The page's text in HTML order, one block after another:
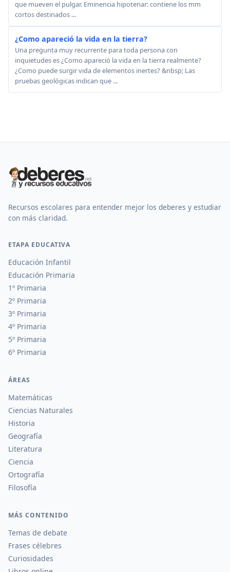
que mueven el pulgar. Eminencia hipotenar: contiene los mm
cortos destinados ...
¿Como apareció la vida en la tierra?
Una pregunta muy recurrente para toda persona con
inquietudes es ¿Como apareció la vida en la tierra realmente?
¿Como puede surgir vida de elementos inertes? &nbsp; Las
pruebas geológicas indican que ...
Recursos escolares para entender mejor los deberes y estudiar
con más claridad.
ETAPA EDUCATIVA
Educación Infantil
Educación Primaria
1º Primaria
2º Primaria
3º Primaria
4º Primaria
5º Primaria
6º Primaria
ÁREAS
Matemáticas
Ciencias Naturales
Historia
Geografía
Literatura
Ciencia
Ortografía
Filosofía
MÁS CONTENIDO
Temas de debate
Frases célebres
Curiosidades